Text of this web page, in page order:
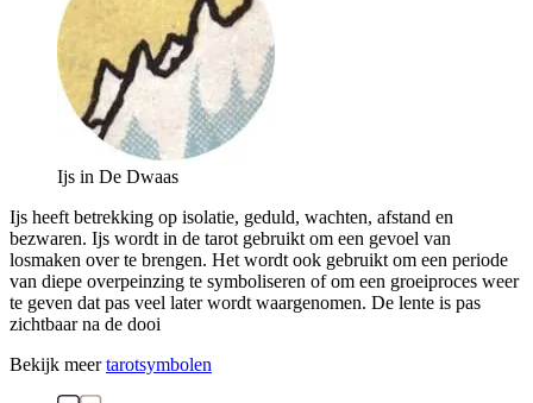
Ijs in De Dwaas
Ijs heeft betrekking op isolatie, geduld, wachten, afstand en
bezwaren. Ijs wordt in de tarot gebruikt om een gevoel van
losmaken over te brengen. Het wordt ook gebruikt om een periode
van diepe overpeinzing te symboliseren of om een groeiproces weer
te geven dat pas veel later wordt waargenomen. De lente is pas
zichtbaar na de dooi
Bekijk meertarotsymbolen